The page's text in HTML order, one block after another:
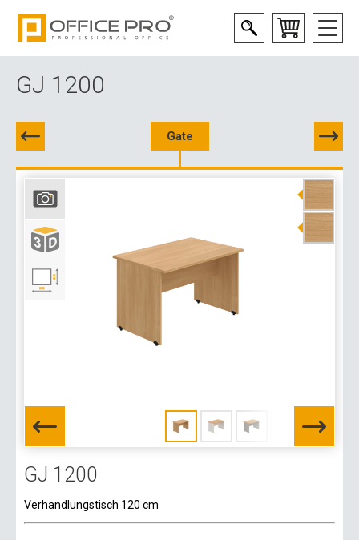
GJ 1200
Gate
GJ 1200
Verhandlungstisch 120 cm